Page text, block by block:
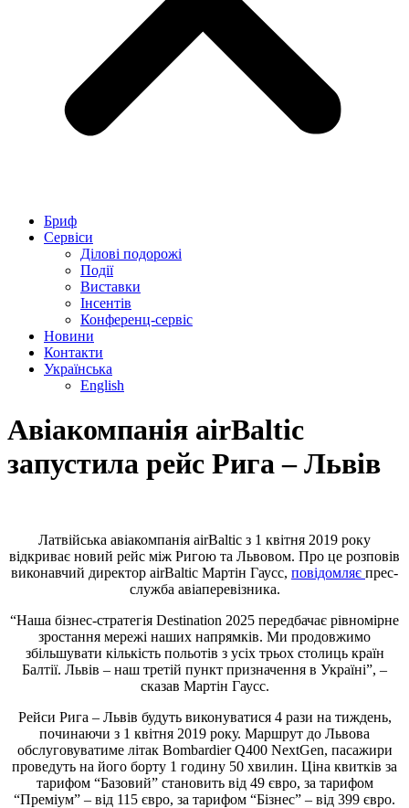
Бриф
Сервіси
Ділові подорожі
Події
Виставки
Інсентів
Конференц-сервіс
Новини
Контакти
Українська
English
Авіакомпанія airBaltic
запустила рейс Рига – Львів
Латвійська авіакомпанія airBaltic з 1 квітня 2019 року
відкриває новий рейс між Ригою та Львовом. Про це розповів
виконавчий директор airBaltic Мартін Гаусс, повідомляє прес-
служба авіаперевізника.
“Наша бізнес-стратегія Destination 2025 передбачає рівномірне
зростання мережі наших напрямків. Ми продовжимо
збільшувати кількість польотів з усіх трьох столиць країн
Балтії. Львів – наш третій пункт призначення в Україні”, –
сказав Мартін Гаусс.
Рейси Рига – Львів будуть виконуватися 4 рази на тиждень,
починаючи з 1 квітня 2019 року. Маршрут до Львова
обслуговуватиме літак Bombardier Q400 NextGen, пасажири
проведуть на його борту 1 годину 50 хвилин. Ціна квитків за
тарифом “Базовий” становить від 49 євро, за тарифом
“Преміум” – від 115 євро, за тарифом “Бізнес” – від 399 євро.